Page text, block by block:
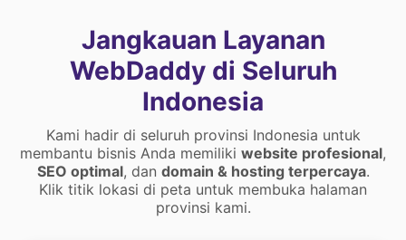
Jangkauan Layanan
WebDaddy di Seluruh
Indonesia
Kami hadir di seluruh provinsi Indonesia untuk
membantu bisnis Anda memiliki website profesional,
SEO optimal, dan domain & hosting terpercaya.
Klik titik lokasi di peta untuk membuka halaman
provinsi kami.